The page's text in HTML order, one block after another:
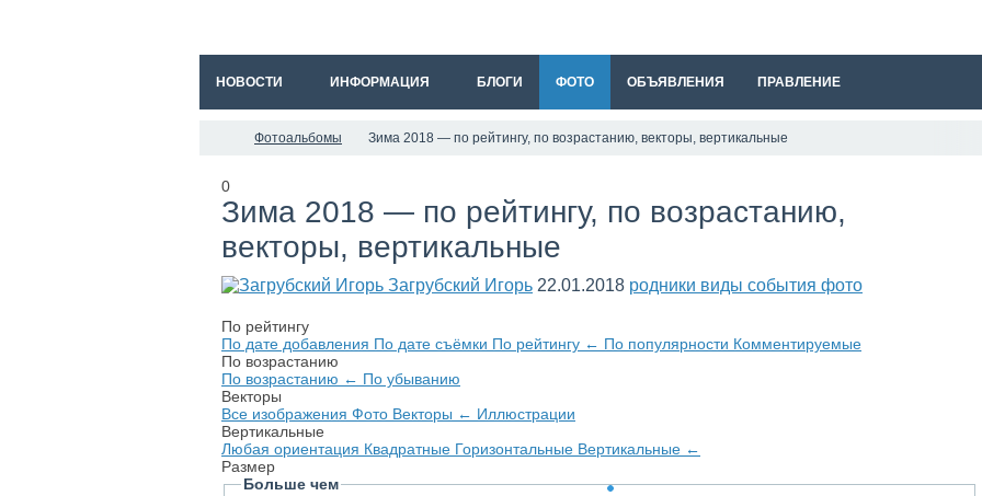
НОВОСТИ ИНФОРМАЦИЯ БЛОГИ ФОТО ОБЪЯВЛЕНИЯ ПРАВЛЕНИЕ
Фотоальбомы Зима 2018 — по рейтингу, по возрастанию, векторы, вертикальные
0
Зима 2018 — по рейтингу, по возрастанию,
векторы, вертикальные
Загрубский Игорь 22.01.2018 родники виды события фото
По рейтингу
По дате добавления По дате съёмки По рейтингу ← По популярности Комментируемые
По возрастанию
По возрастанию ← По убыванию
Векторы
Все изображения Фото Векторы ← Иллюстрации
Вертикальные
Любая ориентация Квадратные Горизонтальные Вертикальные ←
Размер
Больше чем